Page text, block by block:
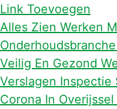
Link Toevoegen
Alles Zien Werken
Onderhoudsbranche
Veilig En Gezond
Verslagen Inspectie
Corona In Overijssel